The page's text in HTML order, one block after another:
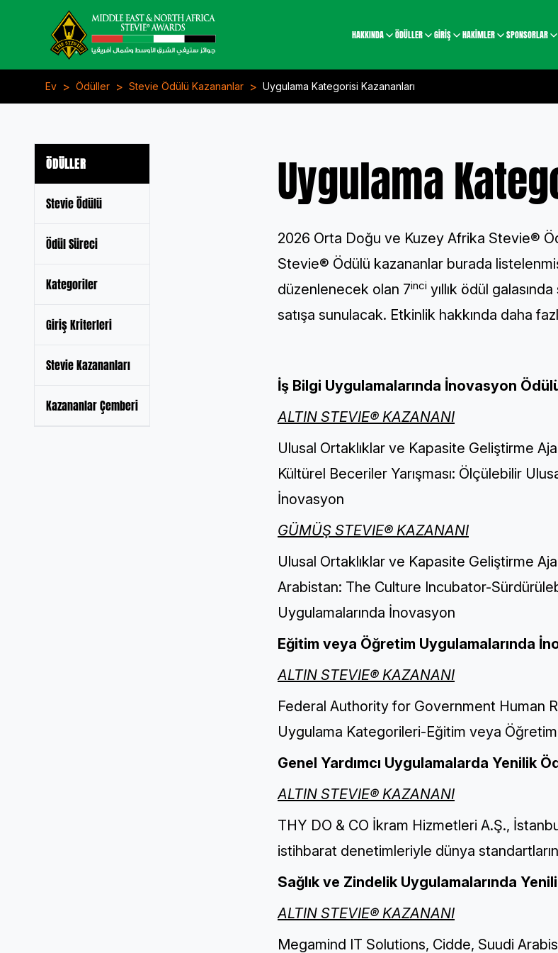
HAKKINDA ÖDÜLLER GİRİŞ HAKİMLER SPONSORLAR
Ev > Ödüller > Stevie Ödülü Kazananlar > Uygulama Kategorisi Kazananları
ÖDÜLLER
Stevie Ödülü
Ödül Süreci
Kategoriler
Giriş Kriterleri
Stevie Kazananları
Kazananlar Çemberi
Uygulama
2026 Orta Doğu ve Kuzey Afrika Stevie®
Stevie® Ödülü kazananlar burada
düzenlenecek olan 7inci yıllık ödül
satışa sunulacak. Etkinlik hakkında daha
İş Bilgi Uygulamalarında İnovasyon
ALTIN STEVIE® KAZANANI
Ulusal Ortaklıklar ve Kapasite Geliştirme
Kültürel Beceriler Yarışması: Ölçülebilir
İnovasyon
GÜMÜŞ STEVIE® KAZANANI
Ulusal Ortaklıklar ve Kapasite Geliştirme
Arabistan: The Culture Incubator-
Uygulamalarında İnovasyon
Eğitim veya Öğretim Uygulamalarında
ALTIN STEVIE® KAZANANI
Federal Authority for Government Human
Uygulama Kategorileri-Eğitim veya
Genel Yardımcı Uygulamalarda Yenilik
ALTIN STEVIE® KAZANANI
THY DO & CO İkram Hizmetleri A.Ş.,
istihbarat denetimleriyle dünya
Sağlık ve Zindelik Uygulamalarında
ALTIN STEVIE® KAZANANI
Megamind IT Solutions, Cidde, Suudi